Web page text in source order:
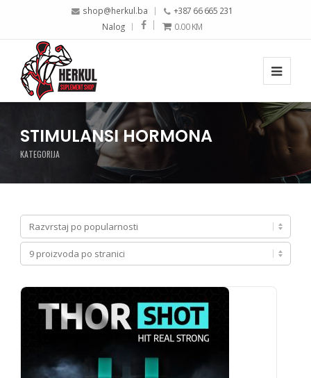
shop@herkul.ba
+387 66 665 231
Nalog
0.00KM
STIMULANSI HORMONA
KATEGORIJA